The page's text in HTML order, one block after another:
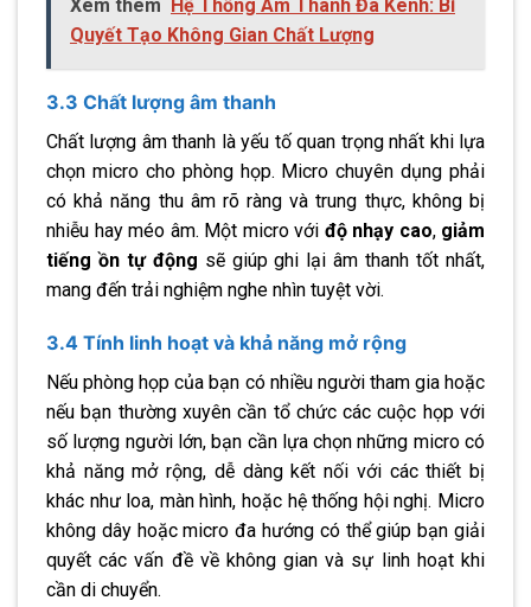
Xem thêm
Hệ Thống Âm Thanh Đa Kênh: Bí
Quyết Tạo Không Gian Chất Lượng
3.3 Chất lượng âm thanh
Chất lượng âm thanh là yếu tố quan trọng nhất khi lựa
chọn micro cho phòng họp. Micro chuyên dụng phải
có khả năng thu âm rõ ràng và trung thực, không bị
nhiễu hay méo âm. Một micro với độ nhạy cao, giảm
tiếng ồn tự động sẽ giúp ghi lại âm thanh tốt nhất,
mang đến trải nghiệm nghe nhìn tuyệt vời.
3.4 Tính linh hoạt và khả năng mở rộng
Nếu phòng họp của bạn có nhiều người tham gia hoặc
nếu bạn thường xuyên cần tổ chức các cuộc họp với
số lượng người lớn, bạn cần lựa chọn những micro có
khả năng mở rộng, dễ dàng kết nối với các thiết bị
khác như loa, màn hình, hoặc hệ thống hội nghị. Micro
không dây hoặc micro đa hướng có thể giúp bạn giải
quyết các vấn đề về không gian và sự linh hoạt khi
cần di chuyển.